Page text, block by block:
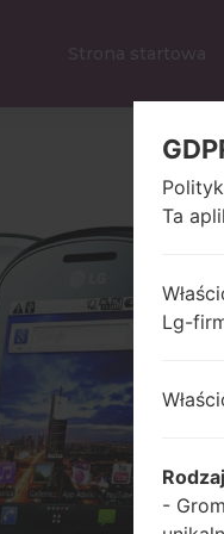
Strona startowa
Ta
Lg-
-